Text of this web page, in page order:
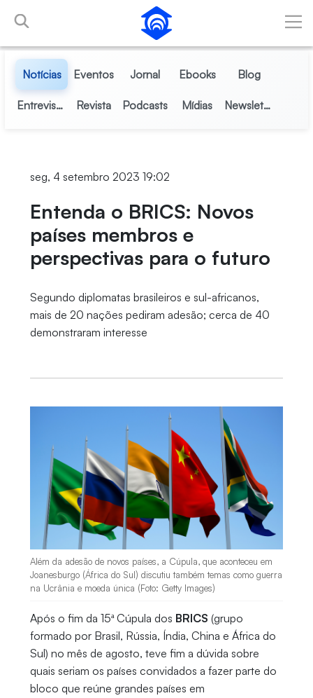
Pular para o Conteúdo principal
Notícias Eventos Jornal Ebooks Blog
Entrevistas Revista Podcasts Mídias Newsletter
seg, 4 setembro 2023 19:02
Entenda o BRICS: Novos
países membros e
perspectivas para o futuro
Segundo diplomatas brasileiros e sul-africanos,
mais de 20 nações pediram adesão; cerca de 40
demonstraram interesse
Além da adesão de novos países, a Cúpula, que aconteceu em
Joanesburgo (África do Sul) discutiu também temas como guerra
na Ucrânia e moeda única (Foto: Getty Images)
Após o fim da 15ª Cúpula dos BRICS (grupo
formado por Brasil, Rússia, Índia, China e África do
Sul) no mês de agosto, teve fim a dúvida sobre
quais seriam os países convidados a fazer parte do
bloco que reúne grandes países em